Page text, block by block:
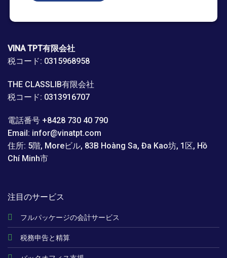
VINA TPT有限会社
税コード: 0315968958
THE CLASSLIB有限会社
税コード: 0313916707
電話番号 +8428 730 40 790
Email: infor@vinatpt.com
住所: 5階, Moreビル, 83B Hoàng Sa, Đa Kao坊, 1区, Hồ
Chí Minh市
注目のサービス
フルパッケージの会計サービス
税務申告と精算